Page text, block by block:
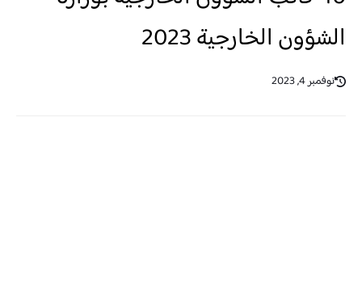
الشؤون الخارجية 2023
نوفمبر 4, 2023